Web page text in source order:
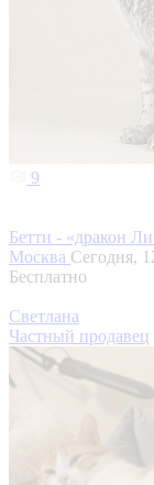
9
Бетти - «дракон
Москва Сегодня,
Бесплатно
Светлана
Частный продавец